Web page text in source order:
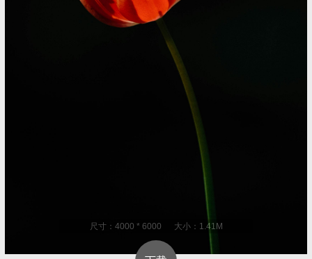
尺寸：4000 * 6000 大小：1.41M